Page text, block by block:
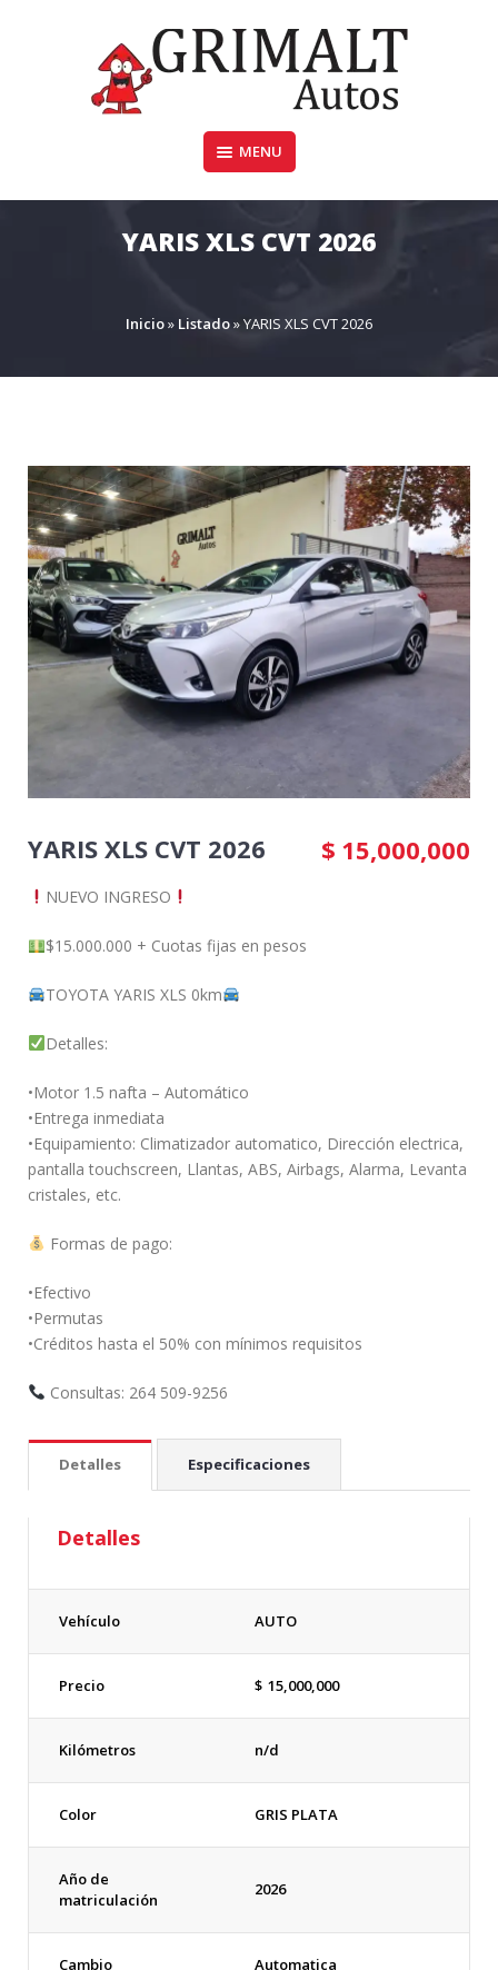
GRIMALTAUTOS.COM.AR
MENU
YARIS XLS CVT 2026
Inicio» Listado»YARIS XLS CVT 2026
YARIS XLS CVT 2026 $ 15,000,000
NUEVO INGRESO
$15.000.000 + Cuotas fijas en pesos
TOYOTA YARIS XLS 0km
Detalles:
•Motor 1.5 nafta – Automático
•Entrega inmediata
•Equipamiento: Climatizador automatico, Dirección electrica,
pantalla touchscreen, Llantas, ABS, Airbags, Alarma, Levanta
cristales, etc.
Formas de pago:
•Efectivo
•Permutas
•Créditos hasta el 50% con mínimos requisitos
Consultas: 264 509-9256
Detalles Especificaciones
Detalles
Vehículo AUTO
Precio $ 15,000,000
Kilómetros n/d
Color GRIS PLATA
Año de
matriculación
2026
Cambio Automatica